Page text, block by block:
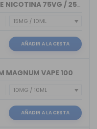
NICOKIT SALES DE NICOTINA 75VG / 25PG...
AÑADIR A LA CESTA
NICOKIT PREMIUM MAGNUM VAPE 100%VG 10ML
AÑADIR A LA CESTA